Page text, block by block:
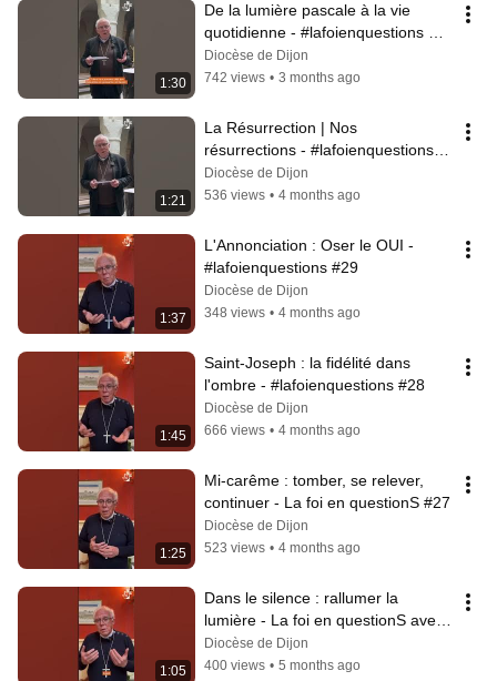
1:30
De la lumière pascale à la vie
quotidienne - #lafoienquestions
#31
Diocèse de Dijon
742 views • 3 months ago
1:21
La Résurrection | Nos
résurrections - #lafoienquestions
#30
Diocèse de Dijon
536 views • 4 months ago
1:37
L'Annonciation : Oser le OUI -
#lafoienquestions #29
Diocèse de Dijon
348 views • 4 months ago
1:45
Saint-Joseph : la fidélité dans
l'ombre - #lafoienquestions #28
Diocèse de Dijon
666 views • 4 months ago
1:25
Mi-carême : tomber, se relever,
continuer - La foi en questionS #27
Diocèse de Dijon
523 views • 4 months ago
1:05
Dans le silence : rallumer la
lumière - La foi en questionS avec
Mgr Hérouard #26
Diocèse de Dijon
400 views • 5 months ago